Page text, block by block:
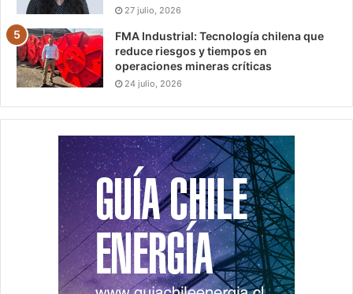
27 julio, 2026
FMA Industrial: Tecnología chilena que
reduce riesgos y tiempos en
operaciones mineras críticas
24 julio, 2026